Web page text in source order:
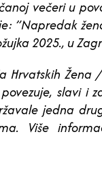
večeri u
”Napredak
2025., u
Hrvatskih
slavi i
jedna
Više